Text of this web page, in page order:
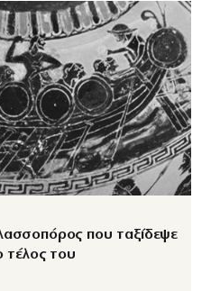
που ταξίδεψε
τέλος του